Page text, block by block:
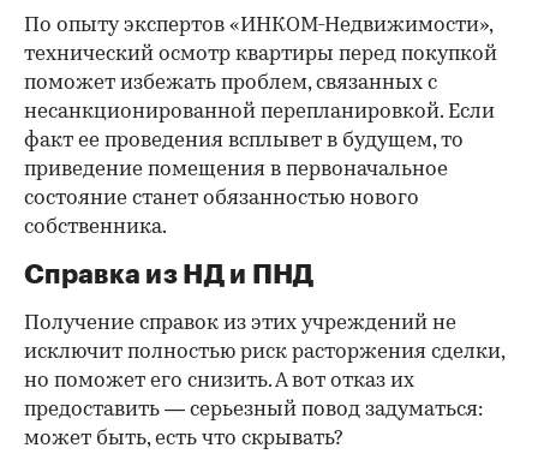
По опыту экспертов «ИНКОМ-Недвижимости»,
технический осмотр квартиры перед покупкой
поможет избежать проблем, связанных с
несанкционированной перепланировкой. Если
факт ее проведения всплывет в будущем, то
приведение помещения в первоначальное
состояние станет обязанностью нового
собственника.
Справка из НД и ПНД
Получение справок из этих учреждений не
исключит полностью риск расторжения сделки,
но поможет его снизить. А вот отказ их
предоставить — серьезный повод задуматься:
может быть, есть что скрывать?